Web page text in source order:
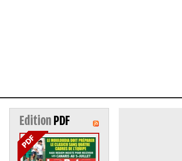
Edition PDF